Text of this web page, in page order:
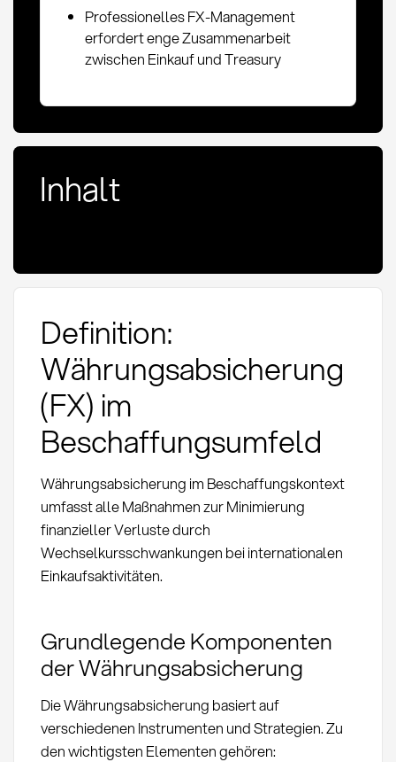
Professionelles FX-Management
erfordert enge Zusammenarbeit
zwischen Einkauf und Treasury
Inhalt
Definition:
Währungsabsicherung
(FX) im
Beschaffungsumfeld
Währungsabsicherung im Beschaffungskontext
umfasst alle Maßnahmen zur Minimierung
finanzieller Verluste durch
Wechselkursschwankungen bei internationalen
Einkaufsaktivitäten.
Grundlegende Komponenten
der Währungsabsicherung
Die Währungsabsicherung basiert auf
verschiedenen Instrumenten und Strategien. Zu
den wichtigsten Elementen gehören: